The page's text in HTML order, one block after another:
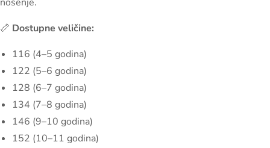
📏 Dostupne veličine:
116 (4–5 godina)
122 (5–6 godina)
128 (6–7 godina)
134 (7–8 godina)
146 (9–10 godina)
152 (10–11 godina)